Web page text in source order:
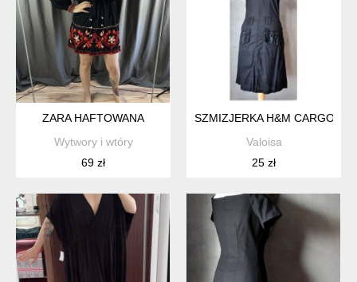
ZARA HAFTOWANA
Wytwory i wtóry
69 zł
SZMIZJERKA H&M CARGO
Valoisa
25 zł